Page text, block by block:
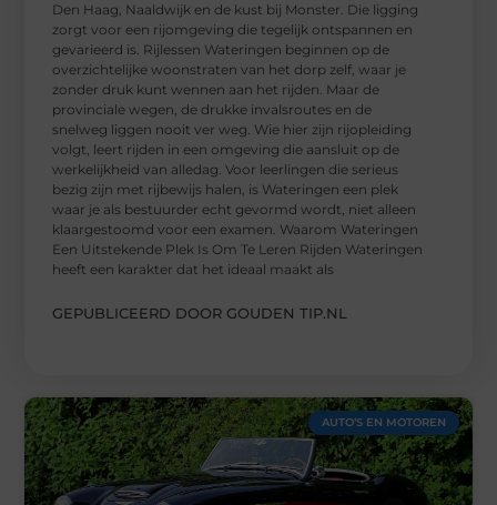
Den Haag, Naaldwijk en de kust bij Monster. Die ligging
zorgt voor een rijomgeving die tegelijk ontspannen en
gevarieerd is. Rijlessen Wateringen beginnen op de
overzichtelijke woonstraten van het dorp zelf, waar je
zonder druk kunt wennen aan het rijden. Maar de
provinciale wegen, de drukke invalsroutes en de
snelweg liggen nooit ver weg. Wie hier zijn rijopleiding
volgt, leert rijden in een omgeving die aansluit op de
werkelijkheid van alledag. Voor leerlingen die serieus
bezig zijn met rijbewijs halen, is Wateringen een plek
waar je als bestuurder echt gevormd wordt, niet alleen
klaargestoomd voor een examen. Waarom Wateringen
Een Uitstekende Plek Is Om Te Leren Rijden Wateringen
heeft een karakter dat het ideaal maakt als
GEPUBLICEERD DOOR GOUDEN TIP.NL
AUTO’S EN MOTOREN